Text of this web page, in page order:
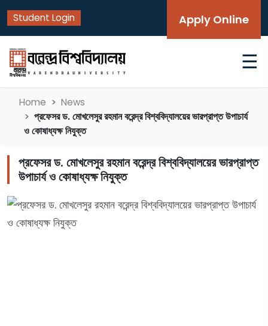
Student Login Apply Online
☰
Home News
প্রফেসর ড. মোখলেসুর রহমান বরেন্দ্র বিশ্ববিদ্যালয়ের ভারপ্রাপ্ত উপাচার্য
ও কোষাধ্যক্ষ নিযুক্ত
প্রফেসর ড. মোখলেসুর রহমান বরেন্দ্র বিশ্ববিদ্যালয়ের ভারপ্রাপ্ত
উপাচার্য ও কোষাধ্যক্ষ নিযুক্ত